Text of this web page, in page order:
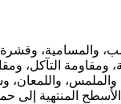
والمسامية،
ومقاومة التآكل،
والملمس، واللمعان،
المنتهية إلى